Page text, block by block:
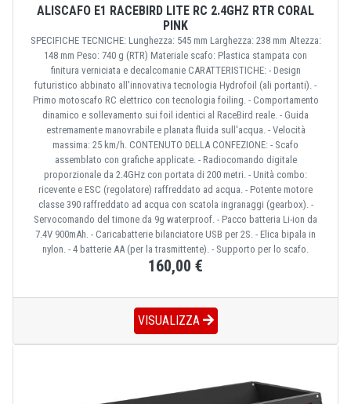
ALISCAFO E1 RACEBIRD LITE RC 2.4GHZ RTR CORAL
PINK
SPECIFICHE TECNICHE: Lunghezza: 545 mm Larghezza: 238 mm Altezza:
148 mm Peso: 740 g (RTR) Materiale scafo: Plastica stampata con
finitura verniciata e decalcomanie CARATTERISTICHE: - Design
futuristico abbinato all'innovativa tecnologia Hydrofoil (ali portanti). -
Primo motoscafo RC elettrico con tecnologia foiling. - Comportamento
dinamico e sollevamento sui foil identici al RaceBird reale. - Guida
estremamente manovrabile e planata fluida sull'acqua. - Velocità
massima: 25 km/h. CONTENUTO DELLA CONFEZIONE: - Scafo
assemblato con grafiche applicate. - Radiocomando digitale
proporzionale da 2.4GHz con portata di 200 metri. - Unità combo:
ricevente e ESC (regolatore) raffreddato ad acqua. - Potente motore
classe 390 raffreddato ad acqua con scatola ingranaggi (gearbox). -
Servocomando del timone da 9g waterproof. - Pacco batteria Li-ion da
7.4V 900mAh. - Caricabatterie bilanciatore USB per 2S. - Elica bipala in
nylon. - 4 batterie AA (per la trasmittente). - Supporto per lo scafo.
160,00 €
VISUALIZZA